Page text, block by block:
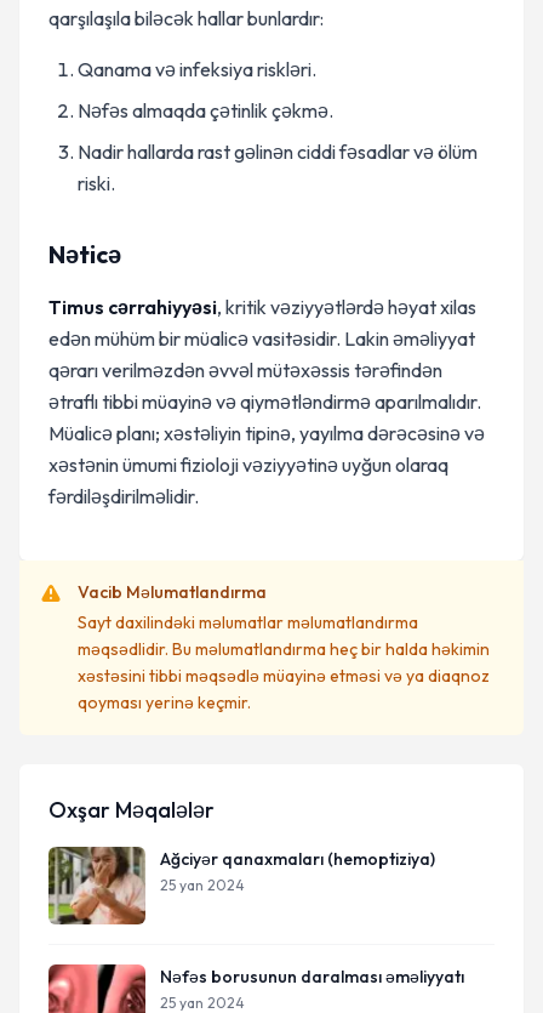
qarşılaşıla biləcək hallar bunlardır:
Qanama və infeksiya riskləri.
Nəfəs almaqda çətinlik çəkmə.
Nadir hallarda rast gəlinən ciddi fəsadlar və ölüm
riski.
Nəticə
Timus cərrahiyyəsi, kritik vəziyyətlərdə həyat xilas
edən mühüm bir müalicə vasitəsidir. Lakin əməliyyat
qərarı verilməzdən əvvəl mütəxəssis tərəfindən
ətraflı tibbi müayinə və qiymətləndirmə aparılmalıdır.
Müalicə planı; xəstəliyin tipinə, yayılma dərəcəsinə və
xəstənin ümumi fizioloji vəziyyətinə uyğun olaraq
fərdiləşdirilməlidir.
Vacib Məlumatlandırma
Sayt daxilindəki məlumatlar məlumatlandırma
məqsədlidir. Bu məlumatlandırma heç bir halda həkimin
xəstəsini tibbi məqsədlə müayinə etməsi və ya diaqnoz
qoyması yerinə keçmir.
Oxşar Məqalələr
Ağciyər qanaxmaları (hemoptiziya)
25 yan 2024
Nəfəs borusunun daralması əməliyyatı
25 yan 2024